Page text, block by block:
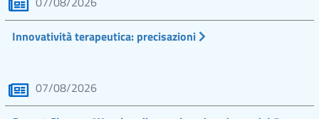
Innovatività terapeutica: precisazioni
07/08/2026